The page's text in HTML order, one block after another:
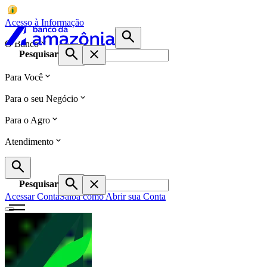
Acesso à Informação
O Banco
Pesquisar
Para Você
Para o seu Negócio
Para o Agro
Atendimento
Pesquisar
Acessar ContaSaiba como Abrir sua Conta